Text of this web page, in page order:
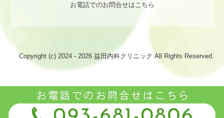
お電話でのお問合せはこちら
Copyright (c) 2024 - 2026 益田内科クリニック All Rights Reserved.